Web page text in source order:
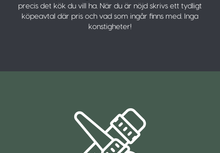
precis det kök du vill ha. När du är nöjd skrivs ett tydligt
köpeavtal där pris och vad som ingår finns med. Inga
konstigheter!